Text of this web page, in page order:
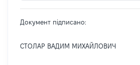
Документ підписано:
СТОЛАР ВАДИМ МИХАЙЛОВИЧ